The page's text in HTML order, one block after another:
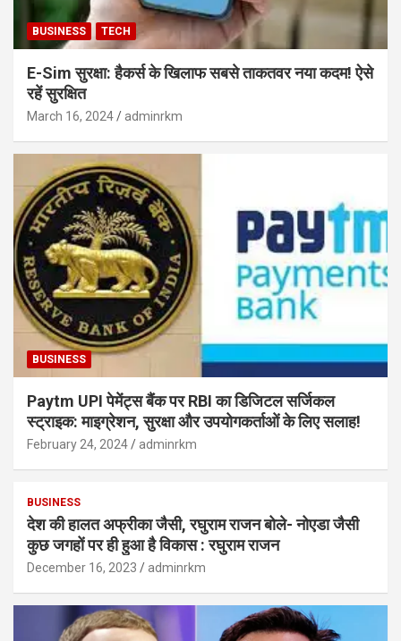
BUSINESS TECH
E-Sim सुरक्षा: हैकर्स के खिलाफ सबसे ताकतवर नया कदम! ऐसे
रहें सुरक्षित
March 16, 2024 adminrkm
BUSINESS
Paytm UPI पेमेंट्स बैंक पर RBI का डिजिटल सर्जिकल
स्ट्राइक: माइग्रेशन, सुरक्षा और उपयोगकर्ताओं के लिए सलाह!
February 24, 2024 adminrkm
BUSINESS
देश की हालत अफ्रीका जैसी, रघुराम राजन बोले- नोएडा जैसी
कुछ जगहों पर ही हुआ है विकास : रघुराम राजन
December 16, 2023 adminrkm